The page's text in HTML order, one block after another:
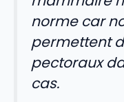
norme car
permettent
pectoraux
cas.